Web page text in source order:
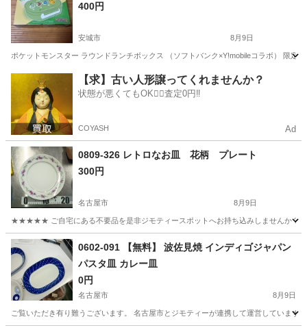
400円
安城市 8月9日
ポケットモンスター ラウンドランチボックス （ソフトバンク×Y!mobileコラボ） 限定
その他 ポケモン
【求】古い人形譲ってくれませんか？
状態が悪くてもOK🙆‍♀️査定0円‼️
COYASH Ad
0809-326 レトロなお皿 花柄 プレート
300円
名古屋市 8月9日
★★★★★ ご自宅にある不要品を是非ジモティースポットへお持ち込みしませんか？
愛知 名古屋市 現地
0602-091 【無料】 波佐見焼 インディゴジャパン
パスタ皿 カレー皿
0円
名古屋市 8月9日
ご覧いただき有り難うございます。 名古屋市とジモティーが連携して運営してい